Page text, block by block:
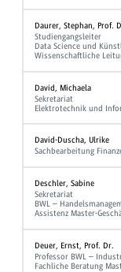
Daurer, Stephan, Prof.
Studiengangsleiter
Data Science und
Wissenschaftliche
David, Michaela
Sekretariat
Elektrotechnik und
David-Duscha, Ulrike
Sachbearbeitung
Deschler, Sabine
Sekretariat
BWL –
Assistenz Master-
Deuer, Ernst, Prof. Dr.
Professor BWL –
Fachliche Beratung